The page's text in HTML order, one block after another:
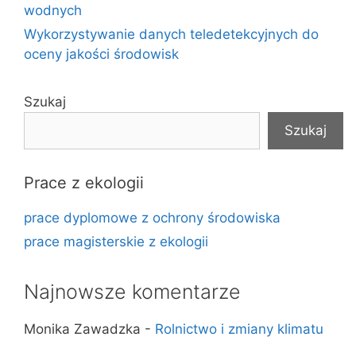
wodnych
Wykorzystywanie danych teledetekcyjnych do
oceny jakości środowisk
Szukaj
Szukaj
Prace z ekologii
prace dyplomowe z ochrony środowiska
prace magisterskie z ekologii
Najnowsze komentarze
Monika Zawadzka - Rolnictwo i zmiany klimatu